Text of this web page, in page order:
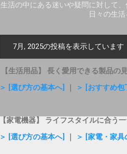
生活の中にある迷いや疑問に対して
日々の生
稿
7月, 2025の投稿を表示しています
【生活用品】 長く愛用できる製品の
＞ [選び方の基本へ]
＞ [おすすめ包
【家電機器】 ライフスタイルに合う
＞ [選び方の基本へ]
＞ [家電・家